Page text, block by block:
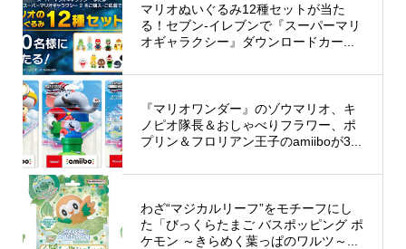
マリオぬいぐるみ12種セットが当た
る！セブン-イレブンで『スーパーマリ
オギャラクシー』ダウンロードカー...
『マリオワンダー』のゾウマリオ、キ
ノピオ隊長＆おしゃべりフラワー、ポ
プリン＆フロリアン王子のamiiboが3...
わざ“マジカルリーフ”をモチーフにし
た「びっくらたまご バスポッピング ポ
ケモン ～きらめく葉っぱのワルツ～...